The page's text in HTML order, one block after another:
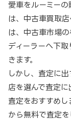
愛車をルーミー
は、中古車買取
は、中古車市場の
ディーラーへ下
きます。
しかし、査定に
店を選んで査定
査定をおすすめ
から無料で査定